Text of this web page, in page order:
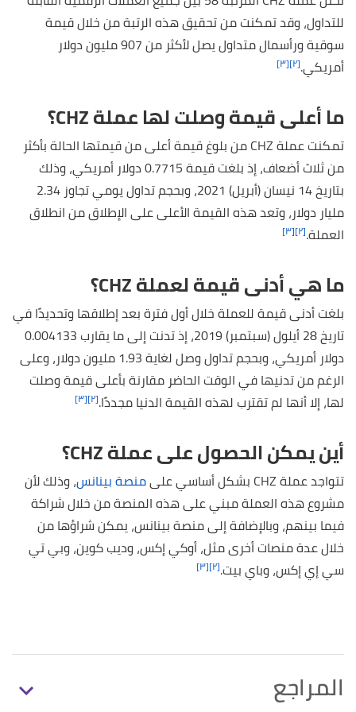
للتداول، وقد تمكنت من تحقيق هذه الرتبة من خلال قيمة
سوقية ورأسمال متداول يصل لأكثر من 907 مليون دولار
أمريكي.[٢] [٣]
ما أعلى قيمة وصلت لها عملة CHZ؟
تمكنت عملة CHZ من بلوغ قيمة أعلى من قيمتها الحالة بأكثر
من ثلاث أضعاف، إذ بلغت قيمة 0.7715 دولار أمريكي، وذلك
بتاريخ 14 نيسان (أبريل) 2021، وبحجم تداول يومي تجاوز 2.34
مليار دولار، وتعد هذه القيمة الأعلى على الإطلاق من انطلاق
العملة.[٢] [٣]
ما هي أدنى قيمة لعملة CHZ؟
بلغت أدنى قيمة للعملة خلال أول فترة بعد إطلاقها وتحديدًا في
تاريخ 28 أيلول (سبتمبر) 2019، إذ تدنت إلى ما يقارب 0.004133
دولار أمريكي، وبحجم تداول وصل لغاية 1.93 مليون دولار، وعلى
الرغم من تدنيها في الوقت الحاضر مقارنة بأعلى قيمة وصلت
لها، إلا أنها لم تقترب لهذه القيمة الدنيا مجددًا.[٢] [٣]
أين يمكن الحصول على عملة CHZ؟
تتواجد عملة CHZ بشكل أساسي على منصة بينانس، وذلك لأن
مشروع هذه العملة مبني على هذه المنصة من خلال شراكة
فيما بينهم، وبالإضافة إلى منصة بينانس، يمكن شراؤها من
خلال عدة منصات أخرى مثل، أوكي إكس، وديب كوين، وبي تي
سي إي إكس، وباي بيت.[٢] [٣]
المراجع